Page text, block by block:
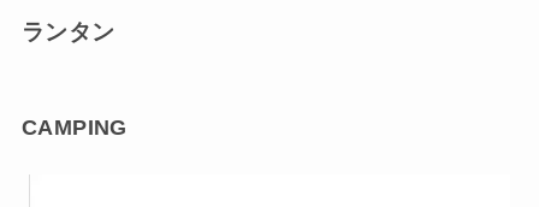
ランタン
CAMPING